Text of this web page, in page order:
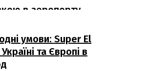
в аеропорту
Росію
умови: Super El
та Європі в